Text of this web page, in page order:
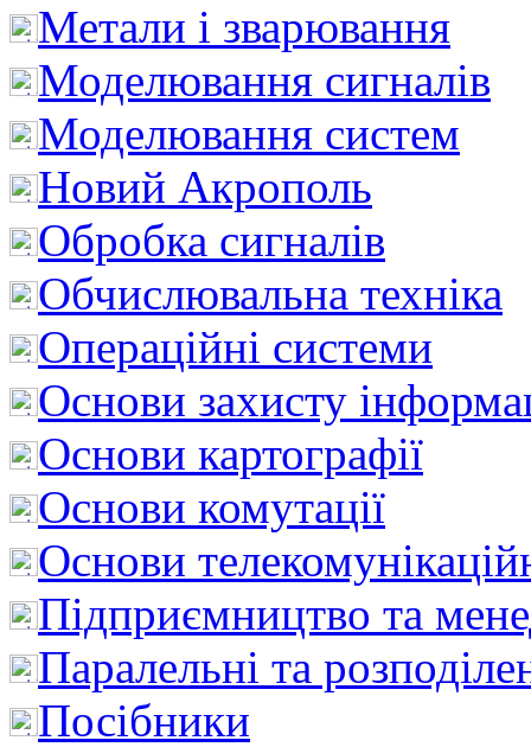
Метали і зварювання
Моделювання сигналів
Моделювання систем
Новий Акрополь
Обробка сигналів
Обчислювальна техніка
Операційні системи
Основи захисту
Основи картографії
Основи комутації
Основи
Підприємництво та
Паралельні та
Посібники